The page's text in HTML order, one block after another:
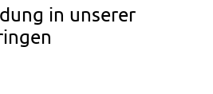
in unserer